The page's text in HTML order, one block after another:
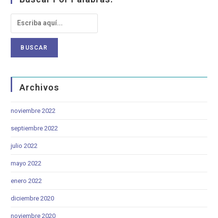
Archivos
noviembre 2022
septiembre 2022
julio 2022
mayo 2022
enero 2022
diciembre 2020
noviembre 2020